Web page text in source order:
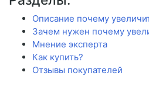
Описание почему
Зачем нужен почему
Мнение эксперта
Как купить?
Отзывы покупателей